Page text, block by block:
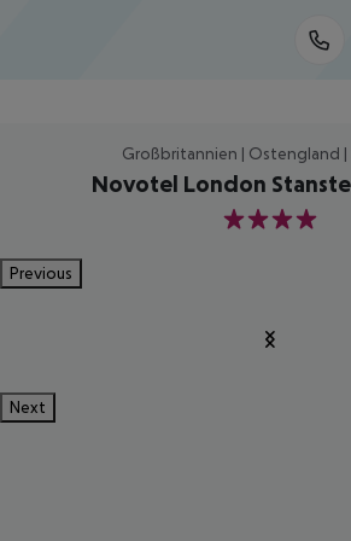
Großbritannien | Ostengland |
Novotel London
4
Previous
Next